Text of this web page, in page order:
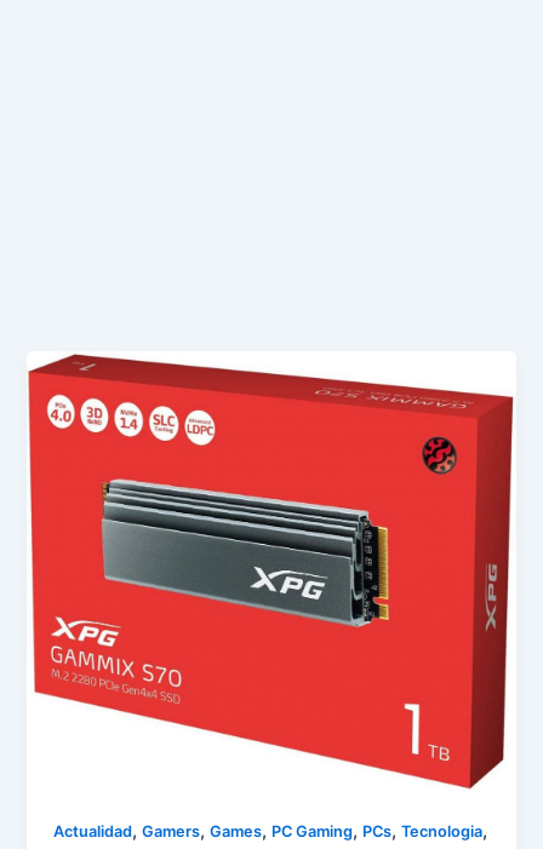
Actualidad,Gamers,Games, PC Gaming, PCs,Tecnologia,